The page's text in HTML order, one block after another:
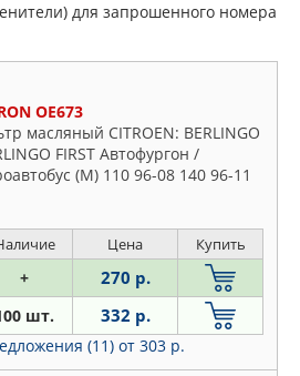
для запрошенного номера
OE673
масляный CITROEN: BERLINGO
FIRST Автофургон /
(M) 110 96-08 140 96-11
Цена Купить
+ 270 р.
шт. 332 р.
(11) от 303 р.